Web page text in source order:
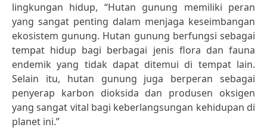
lingkungan hidup, “Hutan gunung memiliki peran
yang sangat penting dalam menjaga keseimbangan
ekosistem gunung. Hutan gunung berfungsi sebagai
tempat hidup bagi berbagai jenis flora dan fauna
endemik yang tidak dapat ditemui di tempat lain.
Selain itu, hutan gunung juga berperan sebagai
penyerap karbon dioksida dan produsen oksigen
yang sangat vital bagi keberlangsungan kehidupan di
planet ini.”